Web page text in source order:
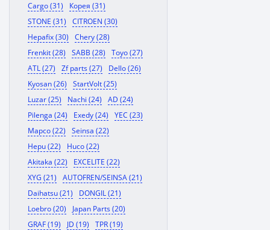
Cargo (31)
Корея (31)
STONE (31)
CITROEN (30)
Hepafix (30)
Chery (28)
Frenkit (28)
SABB (28)
Toyo (27)
ATL (27)
Zf parts (27)
Dello (26)
Kyosan (26)
StartVolt (25)
Luzar (25)
Nachi (24)
AD (24)
Pilenga (24)
Exedy (24)
YEC (23)
Mapco (22)
Seinsa (22)
Hepu (22)
Huco (22)
Akitaka (22)
EXCELITE (22)
XYG (21)
AUTOFREN/SEINSA (21)
Daihatsu (21)
DONGIL (21)
Loebro (20)
Japan Parts (20)
GRAF (19)
JD (19)
TPR (19)